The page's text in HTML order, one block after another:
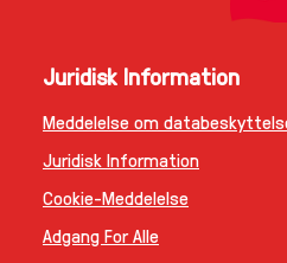
Juridisk Information
Meddelelse om
Juridisk Information
Cookie-Meddelelse
Adgang For Alle